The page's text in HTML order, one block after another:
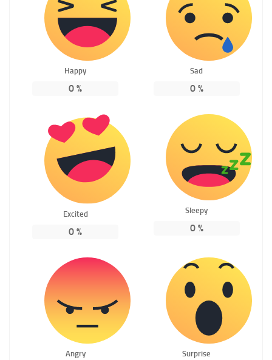
Happy
0 %
Sad
0%
Excited
0 %
Sleepy
0%
Angry Surprise